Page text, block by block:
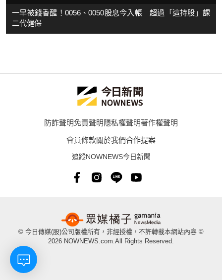
一早被錢香醒！0056、0050股息今入帳 超過「這持股」課
二代健保
防詐聲明免責聲明隱私權聲明著作權聲明
會員條款關於我們合作提案
追蹤NOWNEWS今日新聞
© 今日傳媒(股)公司版權所有，非經授權，不許轉載本網站內容 ©
2026 NOWNEWS.com.All Rights Reserved.